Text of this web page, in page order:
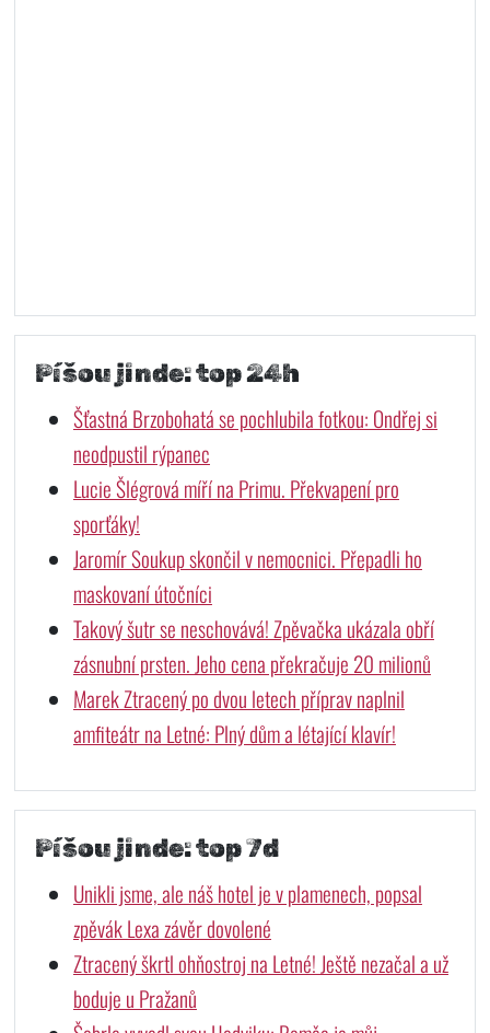
Píšou jinde: top 24h
Šťastná Brzobohatá se pochlubila fotkou: Ondřej si
neodpustil rýpanec
Lucie Šlégrová míří na Primu. Překvapení pro
sporťáky!
Jaromír Soukup skončil v nemocnici. Přepadli ho
maskovaní útočníci
Takový šutr se neschovává! Zpěvačka ukázala obří
zásnubní prsten. Jeho cena překračuje 20 milionů
Marek Ztracený po dvou letech příprav naplnil
amfiteátr na Letné: Plný dům a létající klavír!
Píšou jinde: top 7d
Unikli jsme, ale náš hotel je v plamenech, popsal
zpěvák Lexa závěr dovolené
Ztracený škrtl ohňostroj na Letné! Ještě nezačal a už
boduje u Pražanů